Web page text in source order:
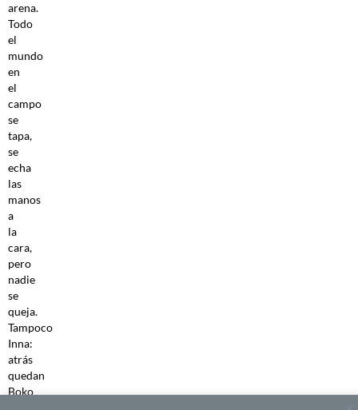
arena.
Todo
el
mundo
en
el
campo
se
tapa,
se
echa
las
manos
a
la
cara,
pero
nadie
se
queja.
Tampoco
Inna:
atrás
quedan
Boko